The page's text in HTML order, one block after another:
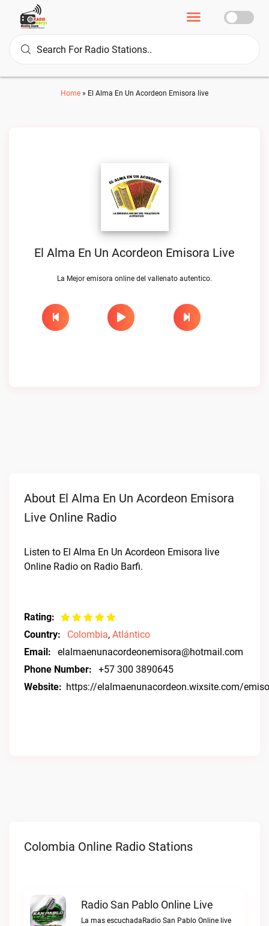
Home » El Alma En Un Acordeon Emisora live
El Alma En Un Acordeon Emisora Live
La Mejor emisora online del vallenato autentico.
About El Alma En Un Acordeon Emisora
Live Online Radio
Listen to El Alma En Un Acordeon Emisora live
Online Radio on Radio Barfi.
Rating:
Country:
Colombia, Atlántico
Email:
elalmaenunacordeonemisora@hotmail.com
Phone Number:
+57 300 3890645
Website: https://elalmaenunacordeon.wixsite.com/
Colombia Online Radio Stations
Radio San Pablo Online Live
La mas escuchadaRadio San Pablo Online live